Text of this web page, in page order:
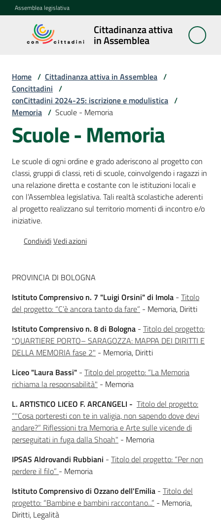
Vai al contenuto
Vai alla navigazione
Vai al footer
Assemblea legislativa
Cittadinanza attiva
in Assemblea
Cittadinanza
attiva in
Concittadini
Menu selezionato
Porte
aperte
Assemblea
Mostre
itineranti
sulla
Seguici
su
Assemblea
legislativa
Assemblea
Attività
Argomenti
Home / Cittadinanza attiva in Assemblea /
Concittadini /
conCittadini 2024-25: iscrizione e modulistica /
Memoria / Scuole - Memoria
Scuole - Memoria
Le scuole di ogni ordine e grado aderiscono al progetto con
classi, gruppi di classi, reti di scuole, coinvolgendo i ragazzi in
una relazione diretta e costante con le istituzioni locali e
con l’Assemblea legislativa. Tali realtà scolastiche aderenti
al progetto realizzano sul territorio momenti di incontro e/o
iniziative.
CondividiVedi azioni
PROVINCIA DI BOLOGNA
Istituto Comprensivo n. 7 "Luigi Orsini" di Imola - Titolo
del progetto: “C’è ancora tanto da fare” - Memoria, Diritti
Istituto Comprensivo n. 8 di Bologna - Titolo del progetto:
"QUARTIERE PORTO– SARAGOZZA: MAPPA DEI DIRITTI E
DELLA MEMORIA fase 2" - Memoria, Diritti
Liceo "Laura Bassi" - Titolo del progetto: “La Memoria
richiama la responsabilità" - Memoria
L. ARTISTICO LICEO F. ARCANGELI - Titolo del progetto:
“"Cosa porteresti con te in valigia, non sapendo dove devi
andare?” Riflessioni tra Memoria e Arte sulle vicende di
perseguitati in fuga dalla Shoah" - Memoria
IPSAS Aldrovandi Rubbiani - Titolo del progetto: “Per non
perdere il filo” - Memoria
Istituto Comprensivo di Ozzano dell'Emilia - Titolo del
progetto: “Bambine e bambini raccontano...” - Memoria,
Diritti, Legalità